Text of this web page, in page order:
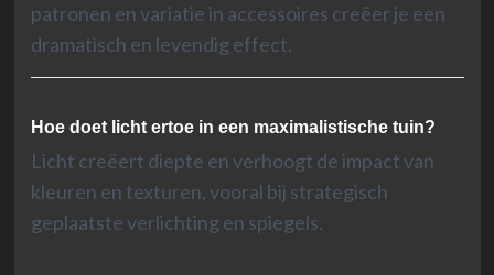
patronen en variatie in accessoires creëer je een
dramatisch en levendig effect.
Hoe doet licht ertoe in een maximalistische tuin?
Licht creëert diepte en verhoogt de impact van
kleuren en texturen, vooral bij strategisch
geplaatste verlichting en spiegels.